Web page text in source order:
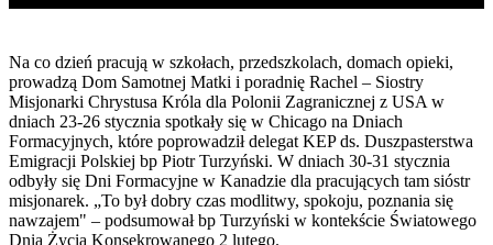
Na co dzień pracują w szkołach, przedszkolach, domach opieki,
prowadzą Dom Samotnej Matki i poradnię Rachel – Siostry
Misjonarki Chrystusa Króla dla Polonii Zagranicznej z USA w
dniach 23-26 stycznia spotkały się w Chicago na Dniach
Formacyjnych, które poprowadził delegat KEP ds. Duszpasterstwa
Emigracji Polskiej bp Piotr Turzyński. W dniach 30-31 stycznia
odbyły się Dni Formacyjne w Kanadzie dla pracujących tam sióstr
misjonarek. „To był dobry czas modlitwy, spokoju, poznania się
nawzajem" – podsumował bp Turzyński w kontekście Światowego
Dnia Życia Konsekrowanego 2 lutego.